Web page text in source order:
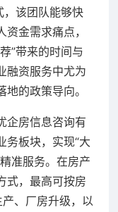
，该团队能够快
金需求痛点，
”带来的时间与
融资服务中尤为
的政策导向。
企房信息咨询有
务板块，实现“大
准服务。在房产
式，最高可按房
、厂房升级，以